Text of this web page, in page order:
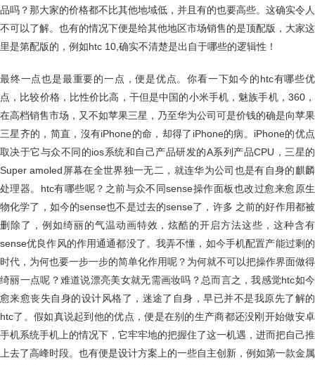
品吗？那大家的价格都不比其他地域低，并且有的也要高些。这确实令人
不可以了解。也有的情况下便是给其他地区市场销售的是顶配版，大家这
里是第配版的，例如htc 10,确实不清楚是出自于哪些的逻辑性！
最终一点也是最重要的一点，便是优点。你看一下如今的htc有哪些优
点，比较价格，比性价比高，干但是中国的小米手机，魅族手机，360，
在高档销售市场，又不如苹果三星，乃至华为公司可是价钱的确是向苹果
三星齐的，简直，沒有iPhone的命，却得了iPhone的病。iPhone的优点
取决于它与众不同的ios系统和自己产品研发的A系列产品CPU，三星的
Super amoled屏幕在全世界独一无二，就连华为公司也是有自身的麒麟
处理器。htc有哪些呢？之前与众不同sense操作面板也改过愈来愈原生
物化学了，如今的sense也不是过去的sense了，许多 之前的好作用都被
删除了，例如绮丽的气温动画特效，炫酷的开启方法这些，这种含有
sense优良作风的作用通通都没了。我弄不懂，如今手机配置产能过剩的
时代，为何也要一步一步的简单化作用呢？为何就不可以把操作界面做得
绮丽一点呢？难道说漂亮美女就无需画妆吗？总而言之，我感觉htc如今
愈来愈丧失自身的设计风格了，迷途了自身，早已并不是我原先了解的
htc了。假如真说起到他的优点，便是在别的生产商都还没刚开始做安卓
手机系统手机上的情况下，它牢牢地的把握住了这一机遇，进而把自己推
上去了高峰时段。也有便是设计方案上的一些自主创新，例如第一款金属